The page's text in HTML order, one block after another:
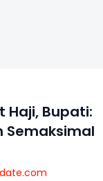
Haji, Bupati: